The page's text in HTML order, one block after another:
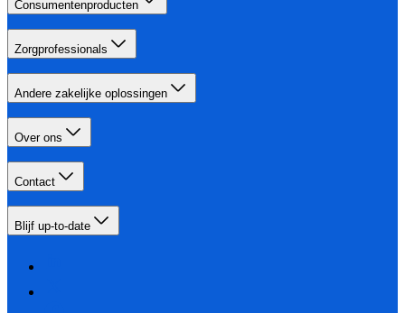
Consumentenproducten
Zorgprofessionals
Andere zakelijke oplossingen
Over ons
Contact
Blijf up-to-date